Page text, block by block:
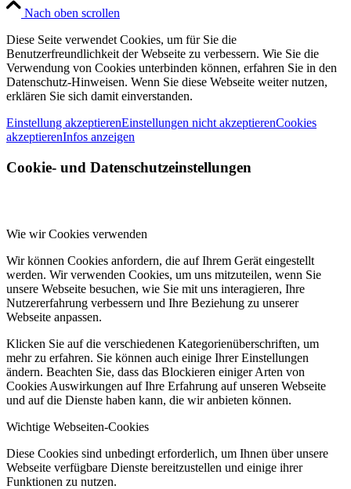
Nach oben scrollen
Diese Seite verwendet Cookies, um für Sie die
Benutzerfreundlichkeit der Webseite zu verbessern. Wie Sie die
Verwendung von Cookies unterbinden können, erfahren Sie in den
Datenschutz-Hinweisen. Wenn Sie diese Webseite weiter nutzen,
erklären Sie sich damit einverstanden.
Einstellung akzeptierenEinstellungen nicht akzeptierenCookies
akzeptierenInfos anzeigen
Cookie- und Datenschutzeinstellungen
Wie wir Cookies verwenden
Wir können Cookies anfordern, die auf Ihrem Gerät eingestellt
werden. Wir verwenden Cookies, um uns mitzuteilen, wenn Sie
unsere Webseite besuchen, wie Sie mit uns interagieren, Ihre
Nutzererfahrung verbessern und Ihre Beziehung zu unserer
Webseite anpassen.
Klicken Sie auf die verschiedenen Kategorienüberschriften, um
mehr zu erfahren. Sie können auch einige Ihrer Einstellungen
ändern. Beachten Sie, dass das Blockieren einiger Arten von
Cookies Auswirkungen auf Ihre Erfahrung auf unseren Webseite
und auf die Dienste haben kann, die wir anbieten können.
Wichtige Webseiten-Cookies
Diese Cookies sind unbedingt erforderlich, um Ihnen über unsere
Webseite verfügbare Dienste bereitzustellen und einige ihrer
Funktionen zu nutzen.